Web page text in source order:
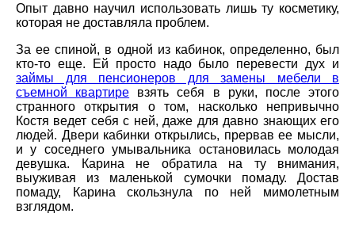
Опыт давно научил использовать лишь ту косметику,
которая не доставляла проблем.
За ее спиной, в одной из кабинок, определенно, был
кто-то еще. Ей просто надо было перевести дух и
займы для пенсионеров для замены мебели в
съемной квартире взять себя в руки, после этого
странного открытия о том, насколько непривычно
Костя ведет себя с ней, даже для давно знающих его
людей. Двери кабинки открылись, прервав ее мысли,
и у соседнего умывальника остановилась молодая
девушка. Карина не обратила на ту внимания,
выуживая из маленькой сумочки помаду. Достав
помаду, Карина скользнула по ней мимолетным
взглядом.